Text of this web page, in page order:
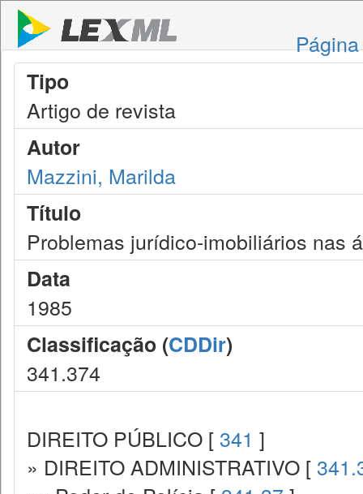
Tipo
Artigo de revista
Autor
Mazzini, Marilda
Título
Problemas jurídico-imobiliários nas
Data
1985
Classificação (CDDir)
341.374
DIREITO PÚBLICO [ 341 ]
» DIREITO ADMINISTRATIVO [